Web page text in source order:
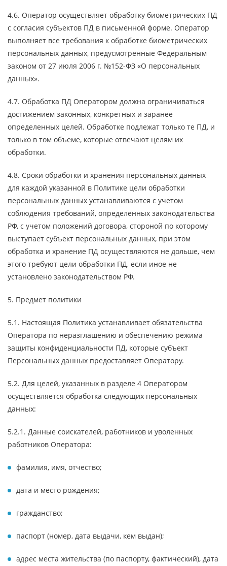
4.6. Оператор осуществляет обработку биометрических ПД
с согласия субъектов ПД в письменной форме. Оператор
выполняет все требования к обработке биометрических
персональных данных, предусмотренные Федеральным
законом от 27 июля 2006 г. №152-ФЗ «О персональных
данных».
4.7. Обработка ПД Оператором должна ограничиваться
достижением законных, конкретных и заранее
определенных целей. Обработке подлежат только те ПД, и
только в том объеме, которые отвечают целям их
обработки.
4.8. Сроки обработки и хранения персональных данных
для каждой указанной в Политике цели обработки
персональных данных устанавливаются с учетом
соблюдения требований, определенных законодательства
РФ, с учетом положений договора, стороной по которому
выступает субъект персональных данных, при этом
обработка и хранение ПД осуществляются не дольше, чем
этого требуют цели обработки ПД, если иное не
установлено законодательством РФ.
5. Предмет политики
5.1. Настоящая Политика устанавливает обязательства
Оператора по неразглашению и обеспечению режима
защиты конфиденциальности ПД, которые субъект
Персональных данных предоставляет Оператору.
5.2. Для целей, указанных в разделе 4 Оператором
осуществляется обработка следующих персональных
данных:
5.2.1. Данные соискателей, работников и уволенных
работников Оператора:
фамилия, имя, отчество;
дата и место рождения;
гражданство;
паспорт (номер, дата выдачи, кем выдан);
адрес места жительства (по паспорту, фактический), дата